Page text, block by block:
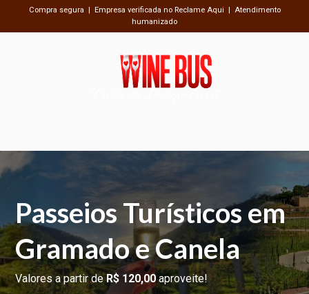
Compra segura | Empresa verificada no Reclame Aqui | Atendimento
humanizado
Passeios Inesquecíveis
Passeios Turísticos em
Gramado e Canela
Valores a partir deR$ 120,00aproveite!